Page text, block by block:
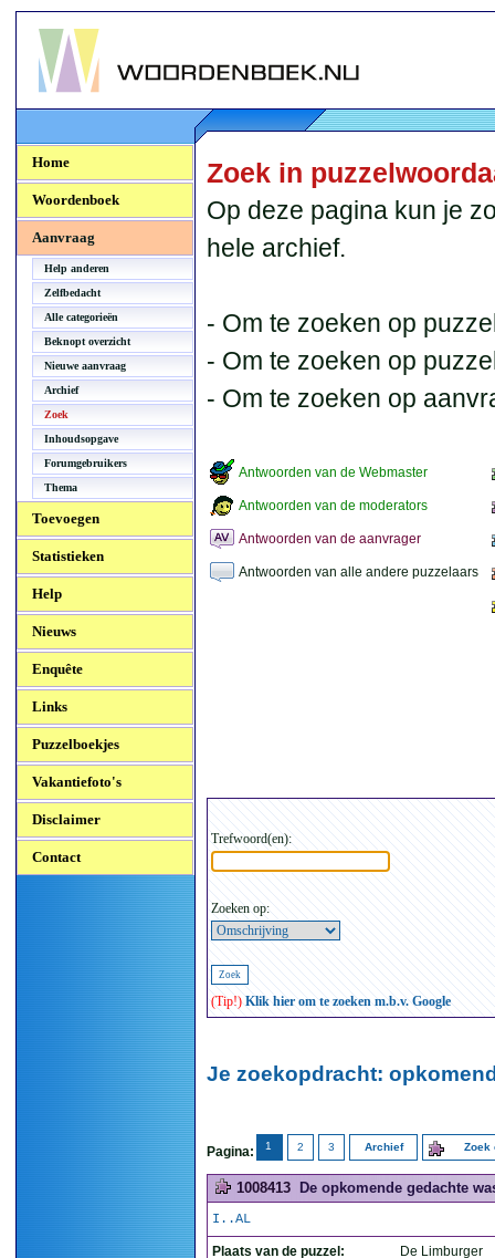
Woordenboek.NU
Home
Woordenboek
Aanvraag
Help anderen
Zelfbedacht
Alle categorieën
Beknopt overzicht
Nieuwe aanvraag
Archief
Zoek
Inhoudsopgave
Forumgebruikers
Thema
Toevoegen
Statistieken
Help
Nieuws
Enquête
Links
Puzzelboekjes
Vakantiefoto's
Disclaimer
Contact
Zoek in
Op deze pagina kun je
hele archief.
- Om te zoeken op
- Om te zoeken op
- Om te zoeken op
Antwoorden van de Webmaster
Antwoorden van de moderators
Antwoorden van de aanvrager
Antwoorden van alle andere puzzelaars
Trefwoord(en):
Zoeken op:
(Tip!) Klik hier om te zoeken m.b.v. Google
Je zoekopdracht:
Pagina: 1 2 3 Archief Zoek
1008413 De opkomende gedachte
I..AL
Plaats van de puzzel:
De Limburger